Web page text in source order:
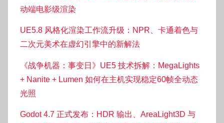
动端电影级渲染
UE5.8 风格化渲染工作流升级：NPR、卡通着色与
二次元美术在虚幻引擎中的新解法
《战争机器：事变日》UE5 技术拆解：MegaLights
+ Nanite + Lumen 如何在主机实现稳定60帧全动态
光照
Godot 4.7 正式发布：HDR 输出、AreaLight3D 与